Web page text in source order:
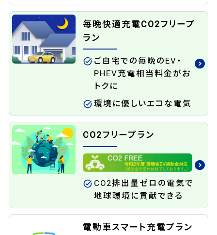
毎晩快適充電CO2フリープ
ラン
ご自宅での毎晩のEV・
PHEV充電相当料金がお
トクに
環境に優しいエコな電気
CO2フリープラン
CO2排出量ゼロの電気で
地球環境に貢献できる
電動車スマート充電プラン